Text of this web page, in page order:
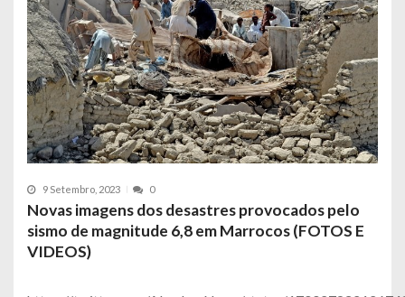
9 Setembro, 2023 0
Novas imagens dos desastres provocados pelo
sismo de magnitude 6,8 em Marrocos (FOTOS E
VIDEOS)